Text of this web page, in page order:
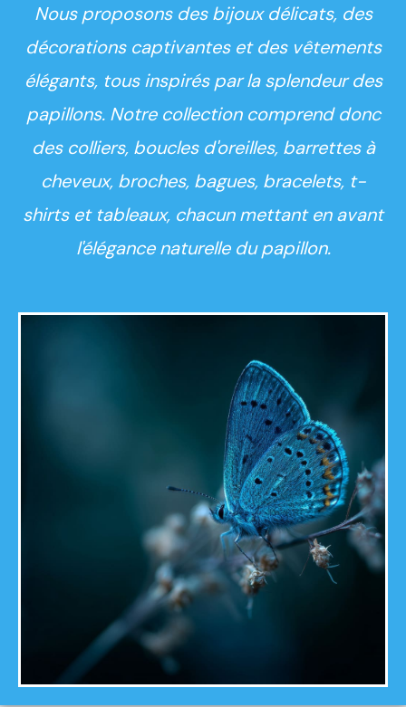
Nous proposons des bijoux délicats, des
décorations captivantes et des vêtements
élégants, tous inspirés par la splendeur des
papillons. Notre collection comprend donc
des colliers, boucles d'oreilles, barrettes à
cheveux, broches, bagues, bracelets, t-
shirts et tableaux, chacun mettant en avant
l'élégance naturelle du papillon.